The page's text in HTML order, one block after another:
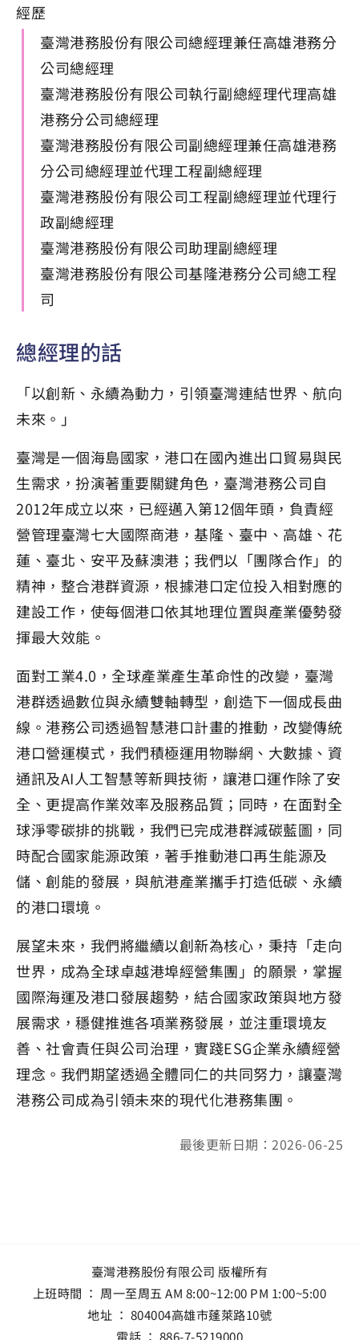
經歷
臺灣港務股份有限公司總經理兼任高雄港務分
公司總經理
臺灣港務股份有限公司執行副總經理代理高雄
港務分公司總經理
臺灣港務股份有限公司副總經理兼任高雄港務
分公司總經理並代理工程副總經理
臺灣港務股份有限公司工程副總經理並代理行
政副總經理
臺灣港務股份有限公司助理副總經理
臺灣港務股份有限公司基隆港務分公司總工程
司
總經理的話
「以創新、永續為動力，引領臺灣連結世界、航向
未來。」
臺灣是一個海島國家，港口在國內進出口貿易與民
生需求，扮演著重要關鍵角色，臺灣港務公司自
2012年成立以來，已經邁入第12個年頭，負責經
營管理臺灣七大國際商港，基隆、臺中、高雄、花
蓮、臺北、安平及蘇澳港；我們以「團隊合作」的
精神，整合港群資源，根據港口定位投入相對應的
建設工作，使每個港口依其地理位置與產業優勢發
揮最大效能。
面對工業4.0，全球產業產生革命性的改變，臺灣
港群透過數位與永續雙軸轉型，創造下一個成長曲
線。港務公司透過智慧港口計畫的推動，改變傳統
港口營運模式，我們積極運用物聯網、大數據、資
通訊及AI人工智慧等新興技術，讓港口運作除了安
全、更提高作業效率及服務品質；同時，在面對全
球淨零碳排的挑戰，我們已完成港群減碳藍圖，同
時配合國家能源政策，著手推動港口再生能源及
儲、創能的發展，與航港產業攜手打造低碳、永續
的港口環境。
展望未來，我們將繼續以創新為核心，秉持「走向
世界，成為全球卓越港埠經營集團」的願景，掌握
國際海運及港口發展趨勢，結合國家政策與地方發
展需求，穩健推進各項業務發展，並注重環境友
善、社會責任與公司治理，實踐ESG企業永續經營
理念。我們期望透過全體同仁的共同努力，讓臺灣
港務公司成為引領未來的現代化港務集團。
最後更新日期：2026-06-25
臺灣港務股份有限公司 版權所有
上班時間 ： 周一至周五 AM 8:00~12:00 PM 1:00~5:00
地址 ： 804004高雄市蓬萊路10號
電話 ： 886-7-5219000